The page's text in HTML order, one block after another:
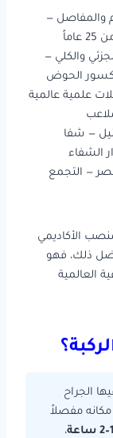
والمفاصل —
والكلي —
كسور الحوض
علمية عالمية
— شفا
الشفاء
— التجمع
الأكاديمي
ذلك، فهو
العالمية
الجراح
مفصلاً
1–2 ساعة
،